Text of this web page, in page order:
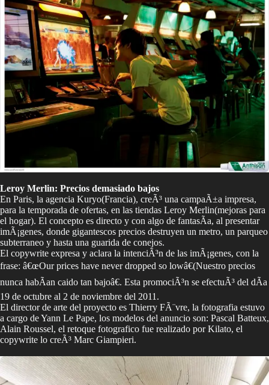
Leroy Merlin: Precios demasiado bajos
En Paris, la agencia Kuryo(Francia), creÃ³ una campaÃ±a impresa,
para la temporada de ofertas, en las tiendas Leroy Merlin(mejoras para
el hogar). El concepto es directo y con algo de fantasÃ­a, al presentar
imÃ¡genes, donde gigantescos precios destruyen un metro, un parqueo
subterraneo y hasta una guarida de conejos.
El copywrite expresa y aclara la intenciÃ³n de las imÃ¡genes, con la
frase: â€œOur prices have never dropped so lowâ€(Nuestro precios
nunca habÃ­an caido tan bajoâ€. Esta promociÃ³n se efectuÃ³ del dÃ­a
19 de octubre al 2 de noviembre del 2011.
El director de arte del proyecto es Thierry FÃ¨vre, la fotografia estuvo
a cargo de Yann Le Pape, los modelos del anuncio son: Pascal Batteux,
Alain Roussel, el retoque fotografico fue realizado por Kilato, el
copywrite lo creÃ³ Marc Giampieri.